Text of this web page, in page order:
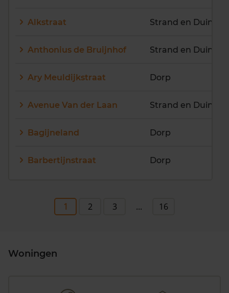
Alkstraat Strand en Duin
Anthonius de Bruijnhof Strand en Duin
Ary Meuldijkstraat Dorp
Avenue Van der Laan Strand en Duin
Bagijneland Dorp
Barbertijnstraat Dorp
1 2 3 ... 16
Woningen